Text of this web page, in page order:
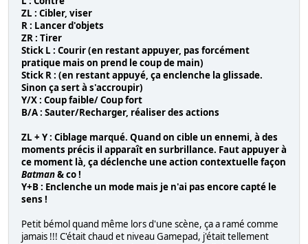
ZL : Cibler, viser
R : Lancer d'objets
ZR : Tirer
Stick L : Courir (en restant appuyer, pas forcément
pratique mais on prend le coup de main)
Stick R : (en restant appuyé, ça enclenche la glissade.
Sinon ça sert à s'accroupir)
Y/X : Coup faible/ Coup fort
B/A : Sauter/Recharger, réaliser des actions
ZL + Y : Ciblage marqué. Quand on cible un ennemi, à des
moments précis il apparaît en surbrillance. Faut appuyer à
ce moment là, ça déclenche une action contextuelle façon
Batman& co !
Y+B : Enclenche un mode mais je n'ai pas encore capté le
sens !
Petit bémol quand même lors d'une scène, ça a ramé comme
jamais !!! C'était chaud et niveau Gamepad, j'était tellement